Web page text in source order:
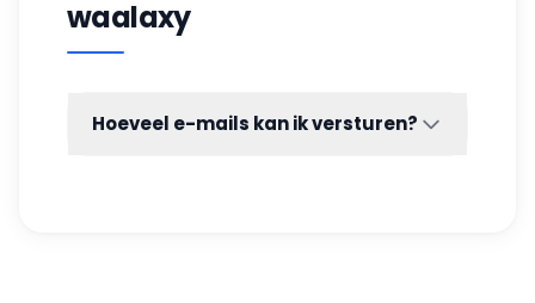
waalaxy
Hoeveel e-mails kan ik versturen?